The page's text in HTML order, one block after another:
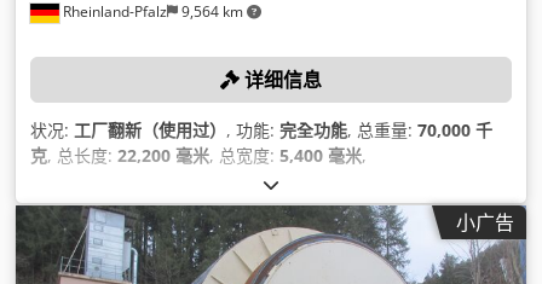
Rheinland-Pfalz 9,564 km
详细信息
状况: 工厂翻新（使用过） , 功能: 完全功能, 总重量: 70,000 千
克, 总长度: 22,200 毫米, 总宽度: 5,400 毫米,
小广告